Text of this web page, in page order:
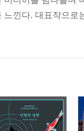
느낀다. 대표작으